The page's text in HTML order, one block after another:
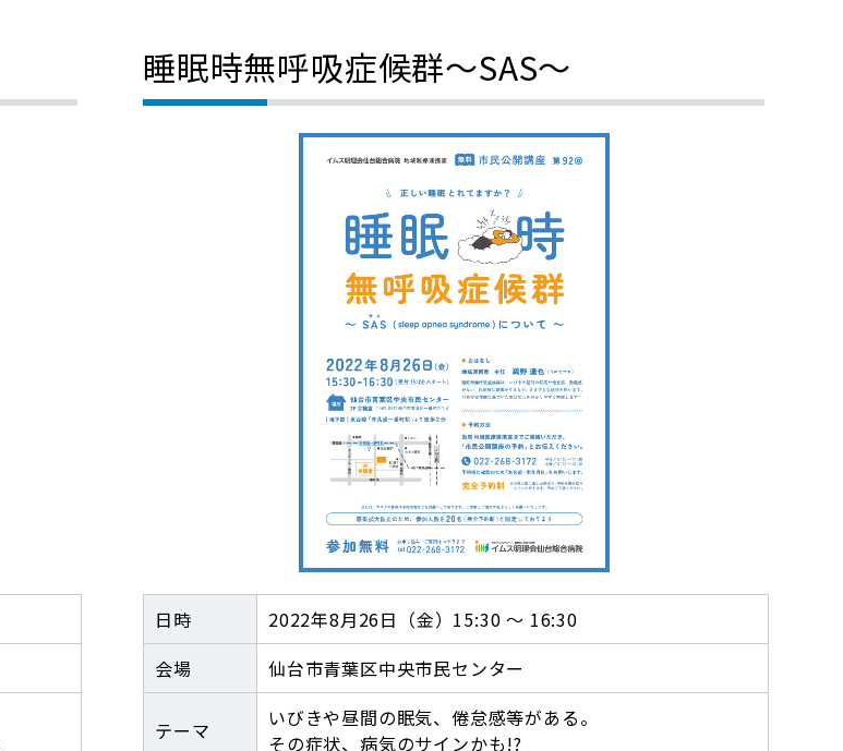
睡眠時無呼吸症候群～SAS～
日時
2022年8月26日（金）15:30 ～ 16:30
会場
仙台市青葉区中央市民センター
テーマ
いびきや昼間の眠気、倦怠感等がある。
その症状、病気のサインかも!?